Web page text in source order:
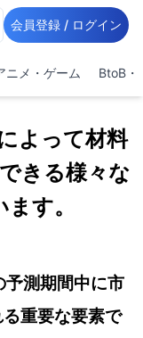
会員登録 / ログイン
ニメ・ゲーム BtoB・
よって材料
きる様々な
す。
測期間中に市
重要な要素で